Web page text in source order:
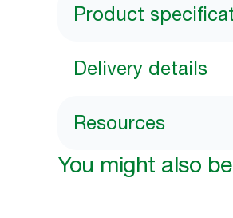
Product
Delivery details
Resources
You might also